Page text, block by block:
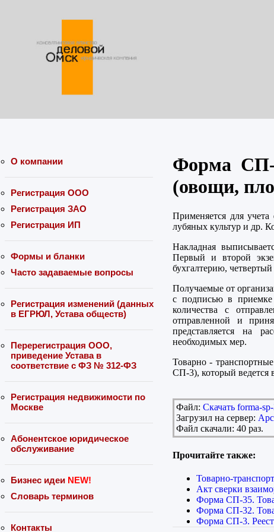
О компании
Регистрация ООО
Регистрация ЗАО
Регистрация ИП
Формы и бланки
Часто задаваемые вопросы
Регистрация изменений (данных
в ЕГРЮЛ, Устава обществ)
Перерегистрация ООО,
приведение Устава в
соответствие с ФЗ № 312-ФЗ
Регистрация недвижимости по
Москве
Абонентское юридическое
обслуживание
Бизнес идеи NEW!
Словарь терминов
Контакты
Форма СП-
(овощи,
Применяется для
лубяных культур и др.
Накладная
Первый и второй
бухгалтерию,
Получаемые от
с подписью в приемке
количества с
отправленной и
представляется на
необходимых мер.
Товарно -
СП-3), который ведется
Файл: Скачать forma-
Загрузил на сервер:
Файл скачали: 40 раз.
Прочитайте также:
Товарно-
Акт сверки
Форма СП-35.
Форма СП-32.
Форма СП-3.